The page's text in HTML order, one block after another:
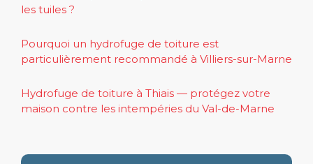
les tuiles ?
Pourquoi un hydrofuge de toiture est
particulièrement recommandé à Villiers-sur-Marne
Hydrofuge de toiture à Thiais — protégez votre
maison contre les intempéries du Val-de-Marne